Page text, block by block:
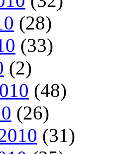
(28)
(33)
(2)
(48)
(26)
(31)